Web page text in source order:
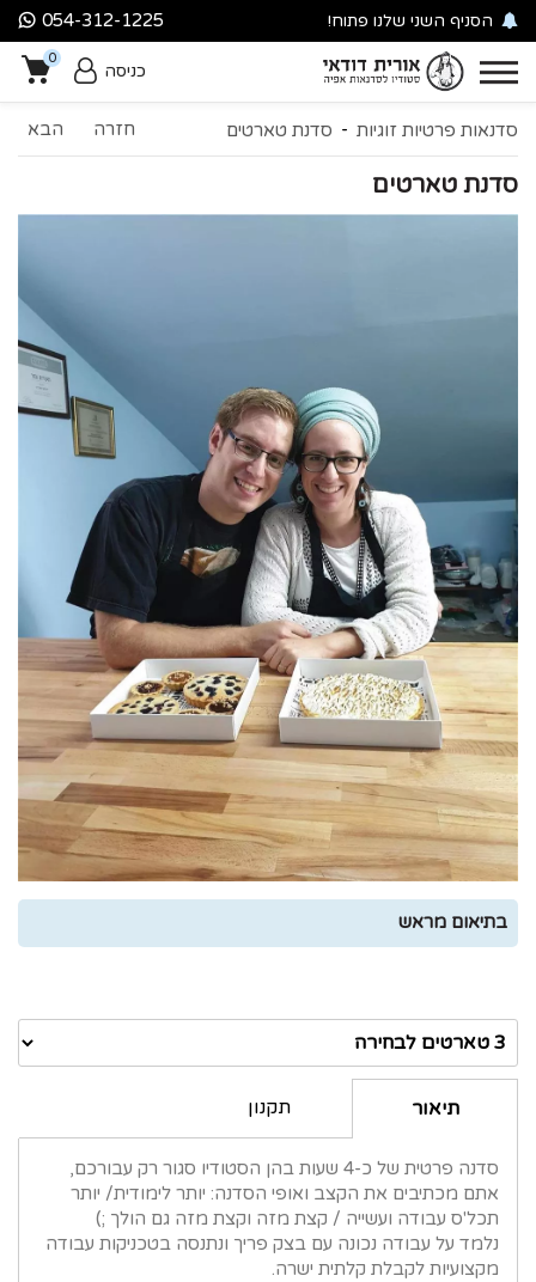
הסניף השני שלנו פתוח!
סניף עין כרם
מילואימניקים? מגיעה לכם
הטבה
054-312-1225
0
0
0
₪
כניסה
סדנאות פרטיות זוגיות - סדנת טארטים הבא חזרה
סדנת טארטים
בתיאום מראש
תיאור תקנון
סדנה פרטית של כ-4 שעות בהן הסטודיו סגור רק עבורכם,
אתם מכתיבים את הקצב ואופי הסדנה: יותר לימודית/ יותר
תכל'ס עבודה ועשייה / קצת מזה וקצת מזה גם הולך ;)
נלמד על עבודה נכונה עם בצק פריך ונתנסה בטכניקות עבודה
מקצועיות לקבלת קלתית ישרה.